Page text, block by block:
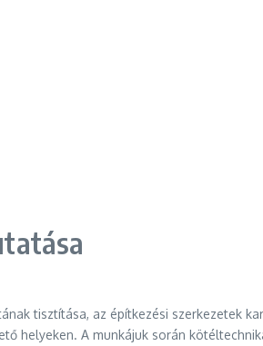
tisztítása, az építkezési szerkezetek
helyeken. A munkájuk során